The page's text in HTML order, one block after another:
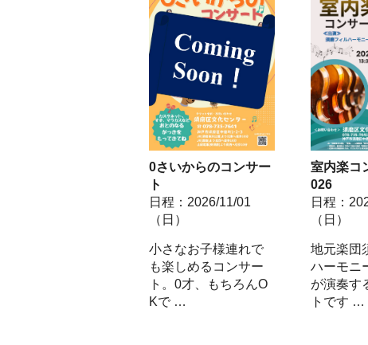
0さいからのコンサー
ト
日程：2026/11/01
（日）
小さなお子様連れで
も楽しめるコンサー
ト。0才、もちろんO
Kで …
室内楽
026
日程：
（日）
地元楽団
ハーモニ
が演奏す
トです …